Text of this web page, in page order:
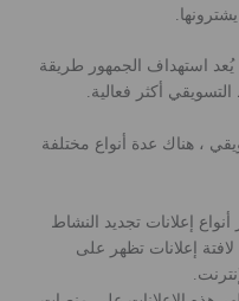
يُعد استهداف الجمهور طريقة
أكثر فعالية.
، هناك عدة أنواع مختلفة
إعلانات تجديد النشاط
إعلانات تظهر على